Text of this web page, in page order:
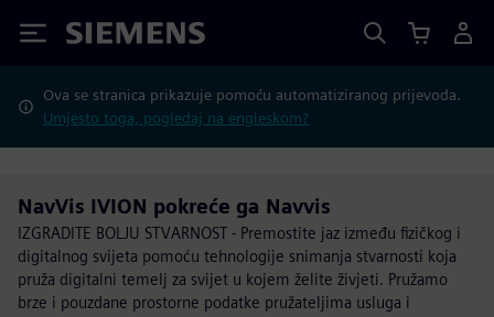
Siemens
Ova se stranica prikazuje pomoću automatiziranog prijevoda.
Umjesto toga, pogledaj na engleskom?
NavVis IVION pokreće ga Navvis
IZGRADITE BOLJU STVARNOST - Premostite jaz između fizičkog i
digitalnog svijeta pomoću tehnologije snimanja stvarnosti koja
pruža digitalni temelj za svijet u kojem želite živjeti. Pružamo
brze i pouzdane prostorne podatke pružateljima usluga i